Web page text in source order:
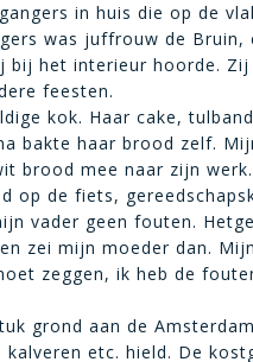
in huis die op de
was juffrouw de
bij het interieur hoorde.
feesten.
kok. Haar cake,
bakte haar brood zelf.
brood mee naar zijn
op de fiets,
vader geen fouten.
zei mijn moeder dan.
zeggen, ik heb de
grond aan de
etc. hield. De